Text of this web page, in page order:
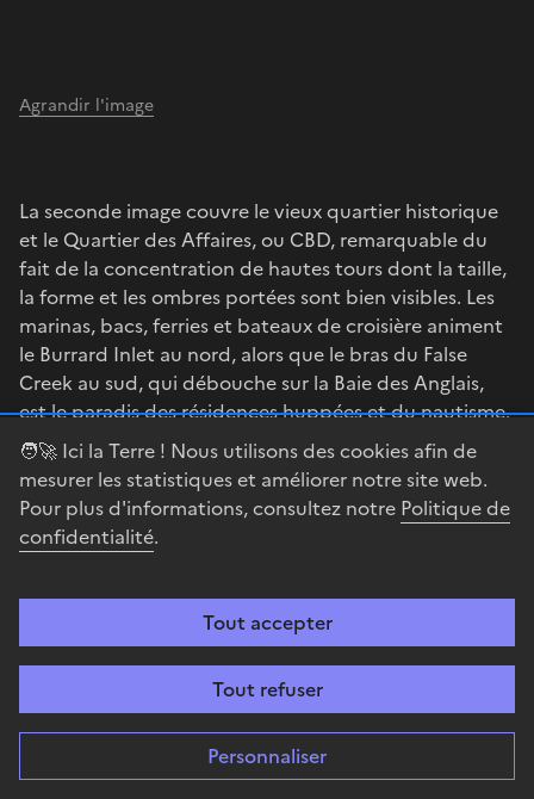
🧑‍🚀 Ici la Terre ! Nous utilisons des cookies afin de
mesurer les statistiques et améliorer notre site web.
Pour plus d'informations, consultez notre Politique de
confidentialité.
Tout accepter
Tout refuser
Personnaliser
Agrandir l'image
La seconde image couvre le vieux quartier historique
et le Quartier des Affaires, ou CBD, remarquable du
fait de la concentration de hautes tours dont la taille,
la forme et les ombres portées sont bien visibles. Les
marinas, bacs, ferries et bateaux de croisière animent
le Burrard Inlet au nord, alors que le bras du False
Creek au sud, qui débouche sur la Baie des Anglais,
est le paradis des résidences huppées et du nautisme.
Comme dans toutes les grandes métropoles
d’Amérique du Nord, le carroyage géométrique de
l’espace impose son modèle et sa forme répétitive.
L’immense dôme blanc du BC Place Stadium construit
personnes, et la boule ronde de Creekside Park, qui
s’avance dans l’eau du bassin terminal, viennent nous
rappeler les grandes opérations urbaines dont la
métropole est l’objet depuis plusieurs décennies. En
particulier, les hautes tours bien visibles au sud et à
l’est de Creekside Park témoignent de la qualité
urbaine et architecturale de certaines opérations